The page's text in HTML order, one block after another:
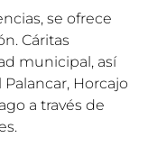
se ofrece
Cáritas
municipal, así
Horcajo
a través de